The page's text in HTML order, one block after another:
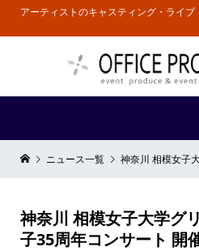
アーティストのキャスティング・ライ
ニュース一覧 神奈川 相模女子大学グ
神奈川 相模女子大学グ
子35周年コンサート 開